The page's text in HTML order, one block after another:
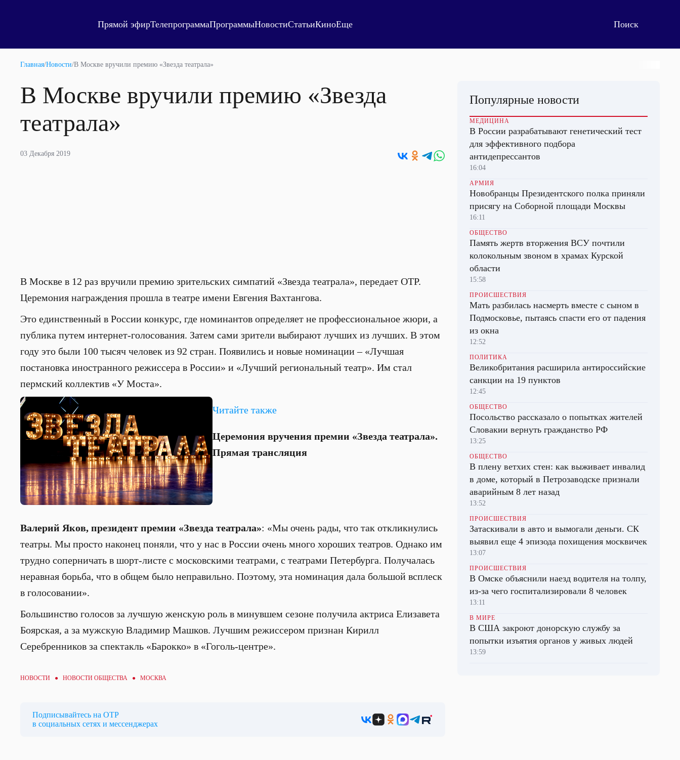
Прямой эфирТелепрограммаПрограммыНовостиСтатьиКиноЕще
Главная/Новости/В Москве вручили премию «Звезда театрала»
В Москве вручили премию «Звезда
театрала»
03 Декабря 2019
В Москве в 12 раз вручили премию зрительских симпатий «Звезда театрала», передает ОТР.
Церемония награждения прошла в театре имени Евгения Вахтангова.
Это единственный в России конкурс, где номинантов определяет не профессиональное жюри, а
публика путем интернет-голосования. Затем сами зрители выбирают лучших из лучших. В этом
году это были 100 тысяч человек из 92 стран. Появились и новые номинации – «Лучшая
постановка иностранного режиссера в России» и «Лучший региональный театр». Им стал
пермский коллектив «У Моста».
Читайте также
Церемония вручения премии «Звезда театрала».
Прямая трансляция
Валерий Яков, президент премии «Звезда театрала»: «Мы очень рады, что так откликнулись
театры. Мы просто наконец поняли, что у нас в России очень много хороших театров. Однако им
трудно соперничать в шорт-листе с московскими театрами, с театрами Петербурга. Получалась
неравная борьба, что в общем было неправильно. Поэтому, эта номинация дала большой всплеск
в голосовании».
Большинство голосов за лучшую женскую роль в минувшем сезоне получила актриса Елизавета
Боярская, а за мужскую Владимир Машков. Лучшим режиссером признан Кирилл
Серебренников за спектакль «Барокко» в «Гоголь-центре».
НОВОСТИ ● НОВОСТИ ОБЩЕСТВА ● МОСКВА
Подписывайтесь на ОТР
в социальных сетях и мессенджерах
Популярные новости
МЕДИЦИНА
В России разрабатывают генетический тест
для эффективного подбора
антидепрессантов
16:04
АРМИЯ
Новобранцы Президентского полка приняли
присягу на Соборной площади Москвы
16:11
ОБЩЕСТВО
Память жертв вторжения ВСУ почтили
колокольным звоном в храмах Курской
области
15:58
ПРОИСШЕСТВИЯ
Мать разбилась насмерть вместе с сыном в
Подмосковье, пытаясь спасти его от падения
из окна
12:52
ПОЛИТИКА
Великобритания расширила антироссийские
санкции на 19 пунктов
12:45
ОБЩЕСТВО
Посольство рассказало о попытках жителей
Словакии вернуть гражданство РФ
13:25
ОБЩЕСТВО
В плену ветхих стен: как выживает инвалид
в доме, который в Петрозаводске признали
аварийным 8 лет назад
13:52
ПРОИСШЕСТВИЯ
Затаскивали в авто и вымогали деньги. СК
выявил еще 4 эпизода похищения москвичек
13:07
ПРОИСШЕСТВИЯ
В Омске объяснили наезд водителя на толпу,
из-за чего госпитализировали 8 человек
13:11
В МИРЕ
В США закроют донорскую службу за
попытки изъятия органов у живых людей
13:59